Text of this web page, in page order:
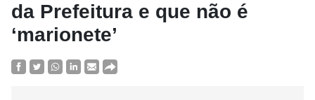
da Prefeitura e que não é
‘marionete’